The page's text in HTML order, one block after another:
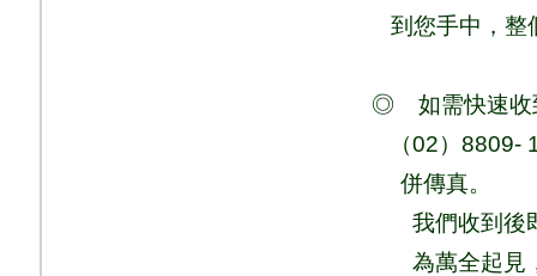
到您手中，整
◎
如需快速
（02） 8809-
併傳真。
我們收到後
為萬全起見